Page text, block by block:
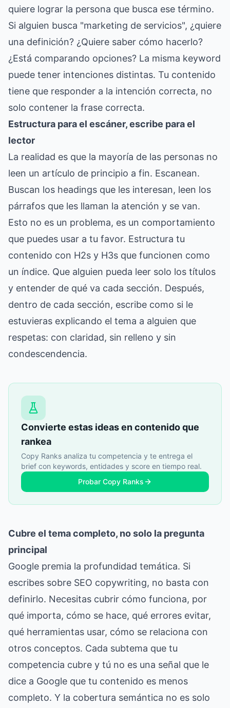
quiere lograr la persona que busca ese término.
Si alguien busca "marketing de servicios", ¿quiere
una definición? ¿Quiere saber cómo hacerlo?
¿Está comparando opciones? La misma keyword
puede tener intenciones distintas. Tu contenido
tiene que responder a la intención correcta, no
solo contener la frase correcta.
Estructura para el escáner, escribe para el
lector
La realidad es que la mayoría de las personas no
leen un artículo de principio a fin. Escanean.
Buscan los headings que les interesan, leen los
párrafos que les llaman la atención y se van.
Esto no es un problema, es un comportamiento
que puedes usar a tu favor. Estructura tu
contenido con H2s y H3s que funcionen como
un índice. Que alguien pueda leer solo los títulos
y entender de qué va cada sección. Después,
dentro de cada sección, escribe como si le
estuvieras explicando el tema a alguien que
respetas: con claridad, sin relleno y sin
condescendencia.
Convierte estas ideas en contenido que
rankea
Copy Ranks analiza tu competencia y te entrega el
brief con keywords, entidades y score en tiempo real.
Probar Copy Ranks
Cubre el tema completo, no solo la pregunta
principal
Google premia la profundidad temática. Si
escribes sobre SEO copywriting, no basta con
definirlo. Necesitas cubrir cómo funciona, por
qué importa, cómo se hace, qué errores evitar,
qué herramientas usar, cómo se relaciona con
otros conceptos. Cada subtema que tu
competencia cubre y tú no es una señal que le
dice a Google que tu contenido es menos
completo. Y la cobertura semántica no es solo